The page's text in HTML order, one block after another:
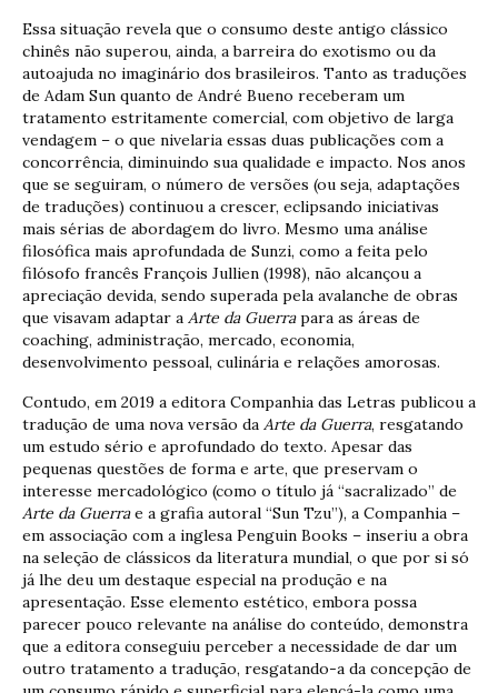
Essa situação revela que o consumo deste antigo clássico
chinês não superou, ainda, a barreira do exotismo ou da
autoajuda no imaginário dos brasileiros. Tanto as traduções
de Adam Sun quanto de André Bueno receberam um
tratamento estritamente comercial, com objetivo de larga
vendagem – o que nivelaria essas duas publicações com a
concorrência, diminuindo sua qualidade e impacto. Nos anos
que se seguiram, o número de versões (ou seja, adaptações
de traduções) continuou a crescer, eclipsando iniciativas
mais sérias de abordagem do livro. Mesmo uma análise
filosófica mais aprofundada de Sunzi, como a feita pelo
filósofo francês François Jullien (1998), não alcançou a
apreciação devida, sendo superada pela avalanche de obras
que visavam adaptar a Arte da Guerrapara as áreas de
coaching, administração, mercado, economia,
desenvolvimento pessoal, culinária e relações amorosas.
Contudo, em 2019 a editora Companhia das Letras publicou a
tradução de uma nova versão da Arte da Guerra, resgatando
um estudo sério e aprofundado do texto. Apesar das
pequenas questões de forma e arte, que preservam o
interesse mercadológico (como o título já “sacralizado” de
Arte da Guerrae a grafia autoral “Sun Tzu”), a Companhia –
em associação com a inglesa Penguin Books – inseriu a obra
na seleção de clássicos da literatura mundial, o que por si só
já lhe deu um destaque especial na produção e na
apresentação. Esse elemento estético, embora possa
parecer pouco relevante na análise do conteúdo, demonstra
que a editora conseguiu perceber a necessidade de dar um
outro tratamento a tradução, resgatando-a da concepção de